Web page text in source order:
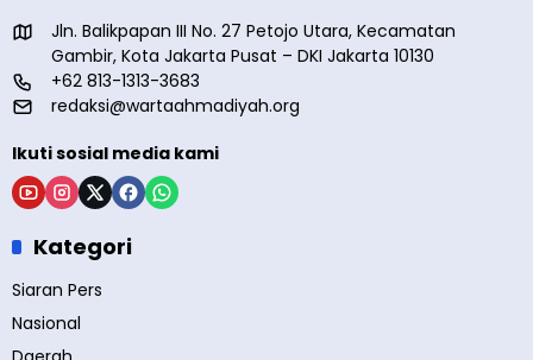
Jln. Balikpapan III No. 27 Petojo Utara, Kecamatan
Gambir, Kota Jakarta Pusat – DKI Jakarta 10130
+62 813-1313-3683
redaksi@wartaahmadiyah.org
Ikuti sosial media kami
Kategori
Siaran Pers
Nasional